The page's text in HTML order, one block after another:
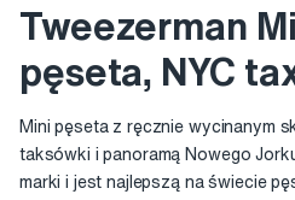
Tweezerman
pęseta, NYC
Mini pęseta z ręcznie wycinanym
taksówki i panoramą Nowego
marki i jest najlepszą na świecie